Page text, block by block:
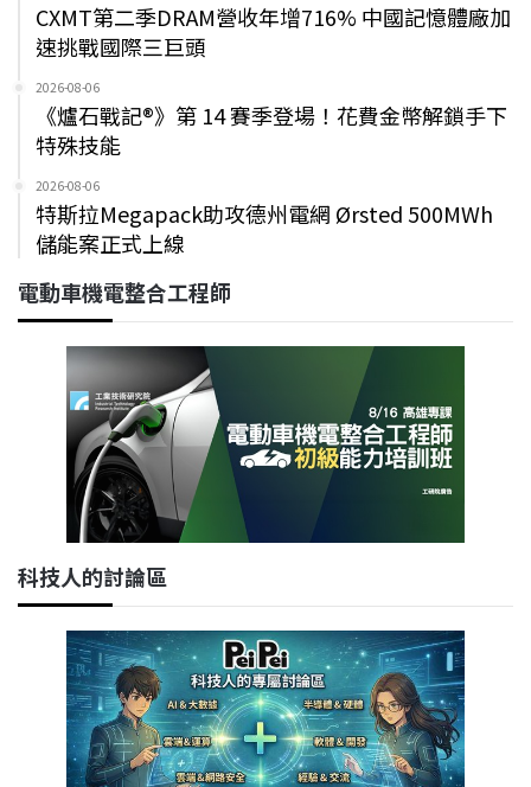
CXMT第二季DRAM營收年增716% 中國記憶體廠加
速挑戰國際三巨頭
2026-08-06
《爐石戰記®》第 14 賽季登場！花費金幣解鎖手下
特殊技能
2026-08-06
特斯拉Megapack助攻德州電網 Ørsted 500MWh
儲能案正式上線
電動車機電整合工程師
科技人的討論區